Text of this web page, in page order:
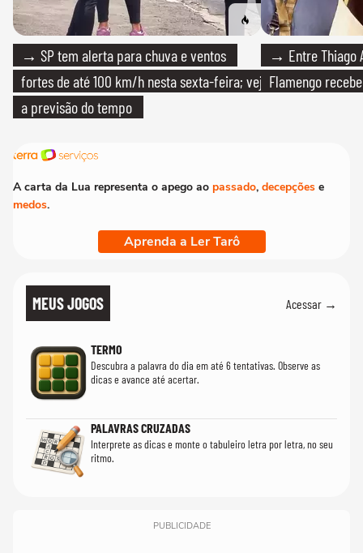
→ SP tem alerta para chuva e ventos
fortes de até 100 km/h nesta sexta-feira; veja
a previsão do tempo
→ Entre Thiago
Flamengo
A carta da Lua representa o apego ao passado, decepções e
medos.
Aprenda a Ler Tarô
MEUS JOGOS Acessar →
TERMO
Descubra a palavra do dia em até 6 tentativas. Observe as
dicas e avance até acertar.
PALAVRAS CRUZADAS
Interprete as dicas e monte o tabuleiro letra por letra, no seu
ritmo.
PUBLICIDADE